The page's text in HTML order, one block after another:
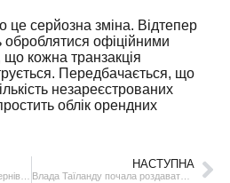
серйозна зміна. Відтепер
офіційними
кожна транзакція
Передбачається, що
незареєстрованих
облік орендних
НАСТУПНА
Влада Таїланду почала роздавати гроші населенню для стимулювання зростання економіки